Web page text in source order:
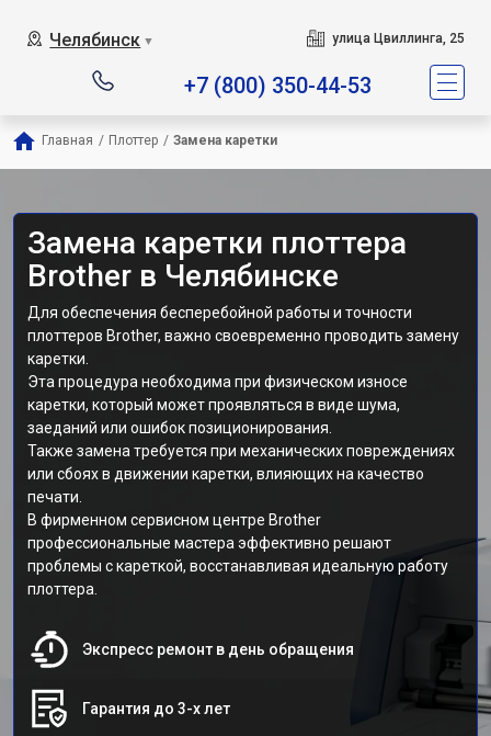
Челябинск ▼ улица Цвиллинга, 25
+7 (800) 350-44-53
Главная / Плоттер / Замена каретки
Замена каретки плоттера
Brother в Челябинске
Для обеспечения бесперебойной работы и точности
плоттеров Brother, важно своевременно проводить замену
каретки.
Эта процедура необходима при физическом износе
каретки, который может проявляться в виде шума,
заеданий или ошибок позиционирования.
Также замена требуется при механических повреждениях
или сбоях в движении каретки, влияющих на качество
печати.
В фирменном сервисном центре Brother
профессиональные мастера эффективно решают
проблемы с кареткой, восстанавливая идеальную работу
плоттера.
Экспресс ремонт в день обращения
Гарантия до 3-х лет